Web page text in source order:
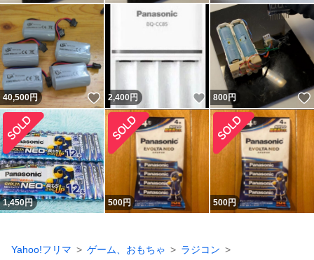
40,500円 いいね！
2,400 円 いいね！
800円
1,450円 500円 500円
Yahoo!フリマ ゲーム、おもちゃ
ラジコン